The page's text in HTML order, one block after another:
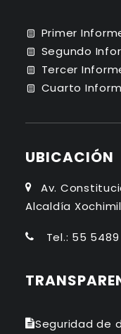
Primer
Segundo
Tercer
Cuarto
UBICACIÓN
Av.
Alcaldía
Tel.: 55 5489
Seguridad de